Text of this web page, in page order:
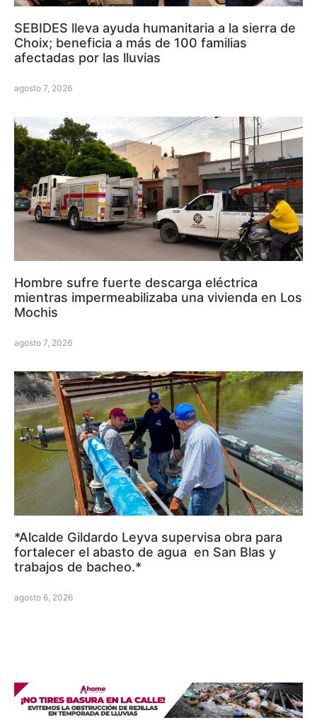
SEBIDES lleva ayuda humanitaria a la sierra de
Choix; beneficia a más de 100 familias
afectadas por las lluvias
agosto 7, 2026
Hombre sufre fuerte descarga eléctrica
mientras impermeabilizaba una vivienda en Los
Mochis
agosto 7, 2026
*Alcalde Gildardo Leyva supervisa obra para
fortalecer el abasto de agua en San Blas y
trabajos de bacheo.*
agosto 6, 2026